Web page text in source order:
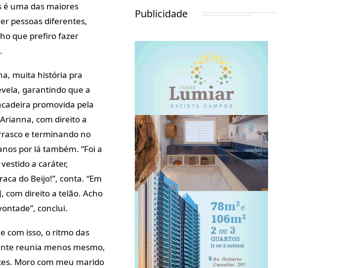
é uma das maiores
pessoas diferentes,
que prefiro fazer
muita história pra
garantindo que a
promovida pela
com direito a
e terminando no
por lá também. “Foi a
a caráter,
do Beijo!”, conta. “Em
com direito a telão. Acho
conclui.
com isso, o ritmo das
reunia menos mesmo,
Moro com meu marido
Publicidade